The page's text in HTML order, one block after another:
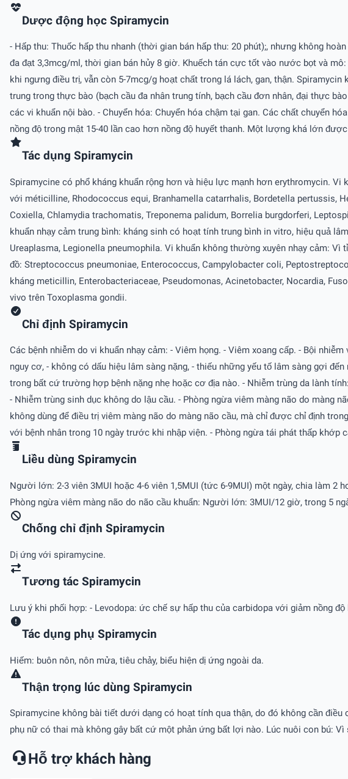
Dược động học Spiramycin
- Hấp thu: Thuốc hấp thu nhanh (thời gian bán hấp thu: 20 phút);, nhưng không
đa đạt 3,3mcg/ml, thời gian bán hủy 8 giờ. Khuếch tán cực tốt vào nước bọt và
khi ngưng điều trị, vẫn còn 5-7mcg/g hoạt chất trong lá lách, gan, thận.
trung trong thực bào (bạch cầu đa nhân trung tính, bạch cầu đơn nhân, đại thực
các vi khuẩn nội bào. - Chuyển hóa: Chuyển hóa chậm tại gan. Các chất chuyển
nồng độ trong mật 15-40 lần cao hơn nồng độ huyết thanh. Một lượng khá lớn
Tác dụng Spiramycin
Spiramycine có phổ kháng khuẩn rộng hơn và hiệu lực mạnh hơn erythromycin.
với méticilline, Rhodococcus equi, Branhamella catarrhalis, Bordetella pertussis,
Coxiella, Chlamydia trachomatis, Treponema palidum, Borrelia burgdorferi,
khuẩn nhạy cảm trung bình: kháng sinh có hoạt tính trung bình in vitro, hiệu quả
Ureaplasma, Legionella pneumophila. Vi khuẩn không thường xuyên nhạy cảm:
đồ: Streptococcus pneumoniae, Enterococcus, Campylobacter coli,
kháng meticillin, Enterobacteriaceae, Pseudomonas, Acinetobacter, Nocardia,
vivo trên Toxoplasma gondii.
Chỉ định Spiramycin
Các bệnh nhiễm do vi khuẩn nhạy cảm: - Viêm họng. - Viêm xoang cấp. - Bội
nguy cơ, - không có dấu hiệu lâm sàng nặng, - thiếu những yếu tố lâm sàng gợi
trong bất cứ trường hợp bệnh nặng nhẹ hoặc cơ địa nào. - Nhiễm trùng da lành
- Nhiễm trùng sinh dục không do lậu cầu. - Phòng ngừa viêm màng não do màng
không dùng để điều trị viêm màng não do màng não cầu, mà chỉ được chỉ định
với bệnh nhân trong 10 ngày trước khi nhập viện. - Phòng ngừa tái phát thấp
Liều dùng Spiramycin
Người lớn: 2-3 viên 3MUI hoặc 4-6 viên 1,5MUI (tức 6-9MUI) một ngày, chia làm 2
Phòng ngừa viêm màng não do não cầu khuẩn: Người lớn: 3MUI/12 giờ, trong 5
Chống chỉ định Spiramycin
Dị ứng với spiramycine.
Tương tác Spiramycin
Lưu ý khi phối hợp: - Levodopa: ức chế sự hấp thu của carbidopa với giảm nồng
Tác dụng phụ Spiramycin
Hiếm: buôn nôn, nôn mửa, tiêu chảy, biểu hiện dị ứng ngoài da.
Thận trọng lúc dùng Spiramycin
Spiramycine không bài tiết dưới dạng có hoạt tính qua thận, do đó không cần
phụ nữ có thai mà không gây bất cứ một phản ứng bất lợi nào. Lúc nuôi con bú:
Hỗ trợ khách hàng